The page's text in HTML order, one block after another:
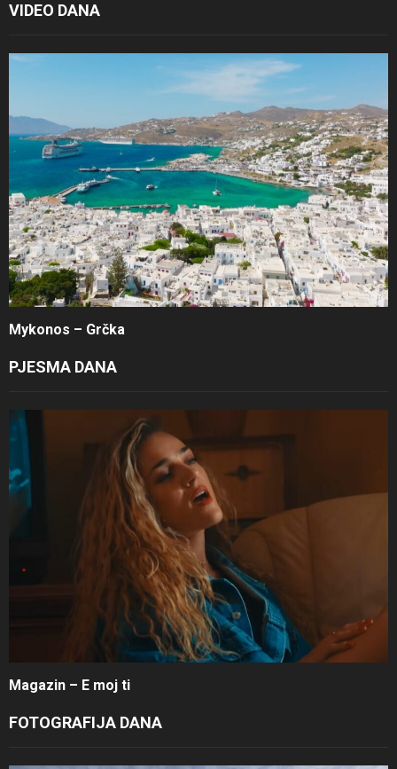
VIDEO DANA
Mykonos – Grčka
PJESMA DANA
Magazin – E moj ti
FOTOGRAFIJA DANA